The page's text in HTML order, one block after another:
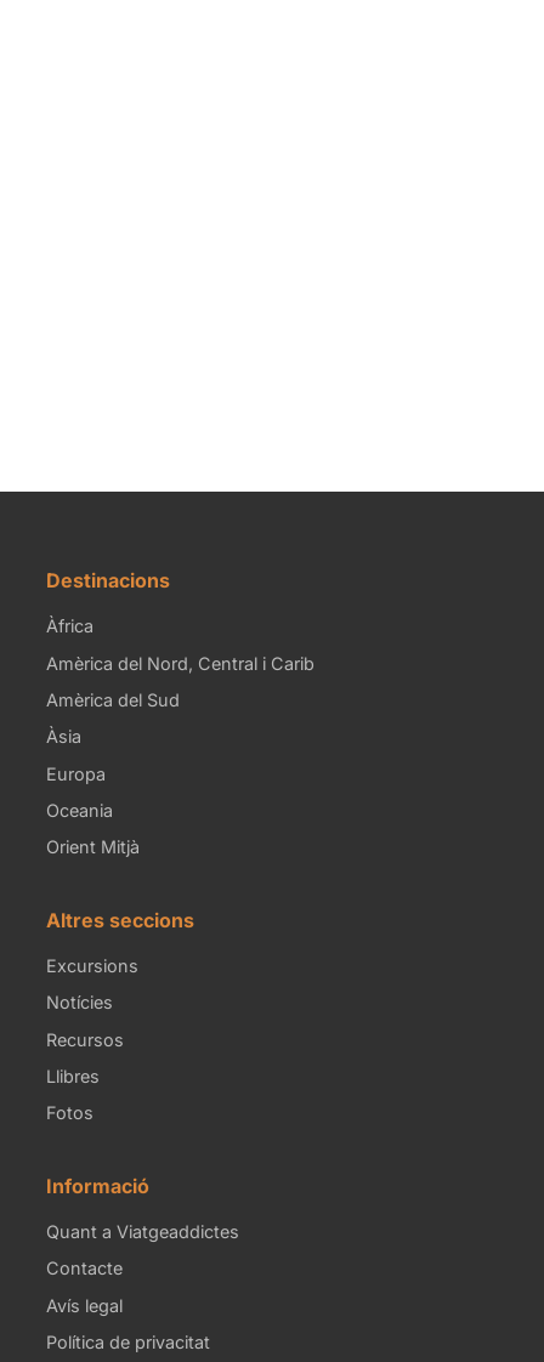
Destinacions
Àfrica
Amèrica del Nord, Central i Carib
Amèrica del Sud
Àsia
Europa
Oceania
Orient Mitjà
Altres seccions
Excursions
Notícies
Recursos
Llibres
Fotos
Informació
Quant a Viatgeaddictes
Contacte
Avís legal
Política de privacitat